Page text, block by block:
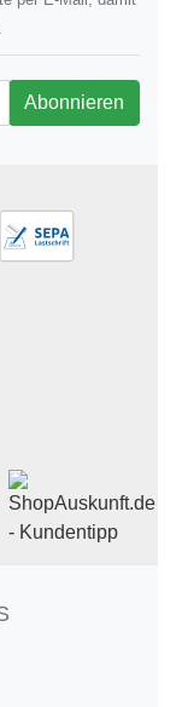
Newsletter
Abonnieren